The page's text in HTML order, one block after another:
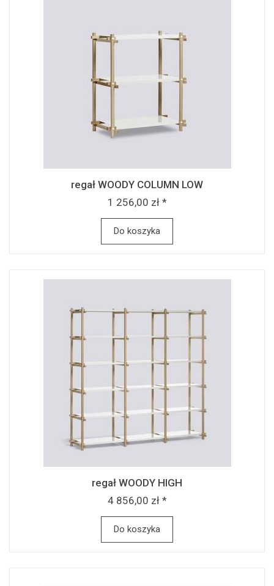
regał WOODY COLUMN LOW
1 256,00 zł *
Do koszyka
regał WOODY HIGH
4 856,00 zł *
Do koszyka